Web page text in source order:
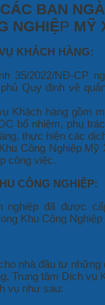
BAN
NGHIỆP MỸ
KHÁCH HÀNG:
35/2022/NĐ-CP
Quy định về
Khách hàng gồm
bổ nhiệm, phụ
thực hiện các
Công Nghiệp
công việc.
CÔNG NGHIỆP:
nghiệp đã được
Khu Công Nghiệp
nhà đầu tư những
Trung tâm Dịch vụ
vụ như sau: